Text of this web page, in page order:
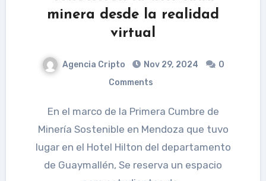
minera desde la realidad
virtual
Agencia Cripto Nov 29, 2024
0
Comments
En el marco de la Primera Cumbre de
Minería Sostenible en Mendoza que tuvo
lugar en el Hotel Hilton del departamento
de Guaymallén, Se reserva un espacio